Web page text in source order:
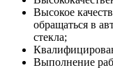
Высокое
обращаться в
стекла;
Выполнение